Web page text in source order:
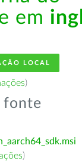
em
LOCAL
)
fonte
)